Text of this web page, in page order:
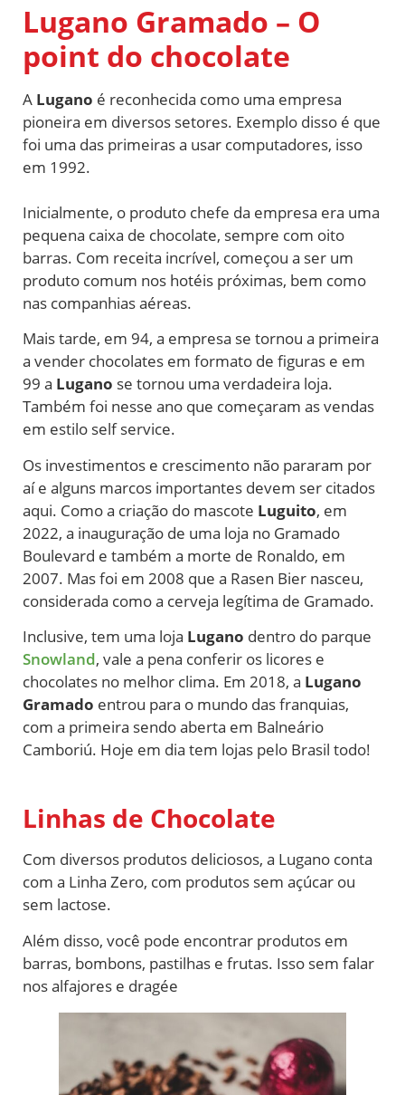
Lugano Gramado – O
point do chocolate
A Lugano é reconhecida como uma empresa
pioneira em diversos setores. Exemplo disso é que
foi uma das primeiras a usar computadores, isso
em 1992.
Inicialmente, o produto chefe da empresa era uma
pequena caixa de chocolate, sempre com oito
barras. Com receita incrível, começou a ser um
produto comum nos hotéis próximas, bem como
nas companhias aéreas.
Mais tarde, em 94, a empresa se tornou a primeira
a vender chocolates em formato de figuras e em
99 a Lugano se tornou uma verdadeira loja.
Também foi nesse ano que começaram as vendas
em estilo self service.
Os investimentos e crescimento não pararam por
aí e alguns marcos importantes devem ser citados
aqui. Como a criação do mascote Luguito, em
2022, a inauguração de uma loja no Gramado
Boulevard e também a morte de Ronaldo, em
2007. Mas foi em 2008 que a Rasen Bier nasceu,
considerada como a cerveja legítima de Gramado.
Inclusive, tem uma loja Lugano dentro do parque
Snowland, vale a pena conferir os licores e
chocolates no melhor clima. Em 2018, a Lugano
Gramado entrou para o mundo das franquias,
com a primeira sendo aberta em Balneário
Camboriú. Hoje em dia tem lojas pelo Brasil todo!
Linhas de Chocolate
Com diversos produtos deliciosos, a Lugano conta
com a Linha Zero, com produtos sem açúcar ou
sem lactose.
Além disso, você pode encontrar produtos em
barras, bombons, pastilhas e frutas. Isso sem falar
nos alfajores e dragée